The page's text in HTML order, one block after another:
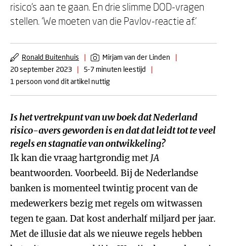
risico’s aan te gaan. En drie slimme DOD-vragen
stellen. ‘We moeten van die Pavlov-reactie af.’
Ronald Buitenhuis | Mirjam van der Linden
|
20 september 2023
| 5-7 minuten leestijd
|
1 persoon vond dit artikel nuttig
Is het vertrekpunt van uw boek dat Nederland
risico-avers geworden is en dat dat leidt tot te veel
regels en stagnatie van ontwikkeling?
Ik kan die vraag hartgrondig met JA
beantwoorden. Voorbeeld. Bij de Nederlandse
banken is momenteel twintig procent van de
medewerkers bezig met regels om witwassen
tegen te gaan. Dat kost anderhalf miljard per jaar.
Met de illusie dat als we nieuwe regels hebben